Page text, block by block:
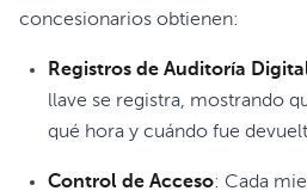
concesionarios obtienen:
Registros de Auditoría
llave se registra, mostrando
qué hora y cuándo fue
Control de Acceso: Cada